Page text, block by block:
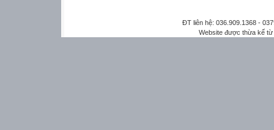
ĐT liên hệ: 036.909.1368 -
Website được thừa kế từ